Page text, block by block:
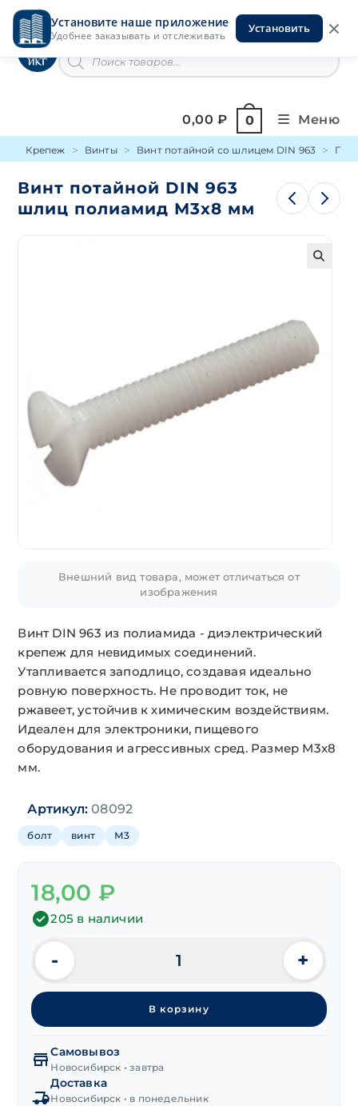
Установите наше приложение
Удобнее заказывать и отслеживать
Установить
Перейти
содержимомуИнструменты на Горской
товаров
0,00₽ 0 Меню
Крепеж Винты Винт потайной со шлицем DIN 963
Винт потайной DIN 963
шлиц полиамид М3х8 мм
Внешний вид товара, может отличаться от
изображения
Винт DIN 963 из полиамида - диэлектрический
крепеж для невидимых соединений.
Утапливается заподлицо, создавая идеально
ровную поверхность. Не проводит ток, не
ржавеет, устойчив к химическим воздействиям.
Идеален для электроники, пищевого
оборудования и агрессивных сред. Размер М3х8
мм.
Артикул: 08092
болт винт М3
18,00 ₽
205 в наличии
Количество
товара
Винт
потайной
шлиц
полиамид
М3х8 мм
- +
В корзину
Самовывоз
Новосибирск • завтра
Доставка
Новосибирск • в понедельник